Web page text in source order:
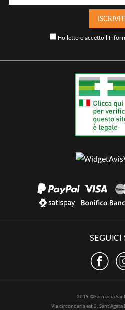
ISCRIVITI
Ho letto e accetto l'
SEGUICI
2019 ©Farmacia
Via circondaria est 2, Sant'Agata